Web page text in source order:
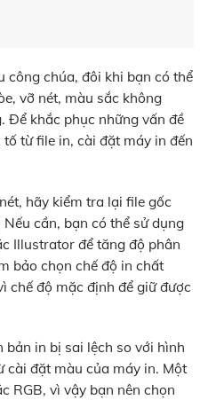
công chúa, đôi khi bạn có thể
vỡ nét, màu sắc không
Để khắc phục những vấn đề
từ file in, cài đặt máy in đến
hãy kiểm tra lại file gốc
cần, bạn có thể sử dụng
Illustrator để tăng độ phân
bảo chọn chế độ in chất
chế độ mặc định để giữ được
in bị sai lệch so với hình
cài đặt màu của máy in. Một
RGB, vì vậy bạn nên chọn